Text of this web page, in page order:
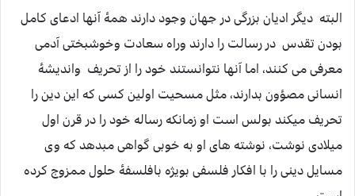
البته دیگر ادیان بزرگی در جهان وجود دارند همۀ آنها ادعای کامل
بودن تقدس در رسالت را دارند وراه سعادت وخوشبختی آدمی
معرفی می کنند، اما آنها نتوانستند خود را از تحریف واندیشۀ
انسانی مصؤون بدارند، مثل مسحیت اولین کسی که این دین را
تحریف میکند بولس است او زمانکه رساله خود را در قرن اول
میلادی نوشت، نوشته های او به خوبی گواهی مبدهد که وی
مسایل دینی را با افکار فلسفی بویژه بافلسفۀ حلول ممزوج کرده